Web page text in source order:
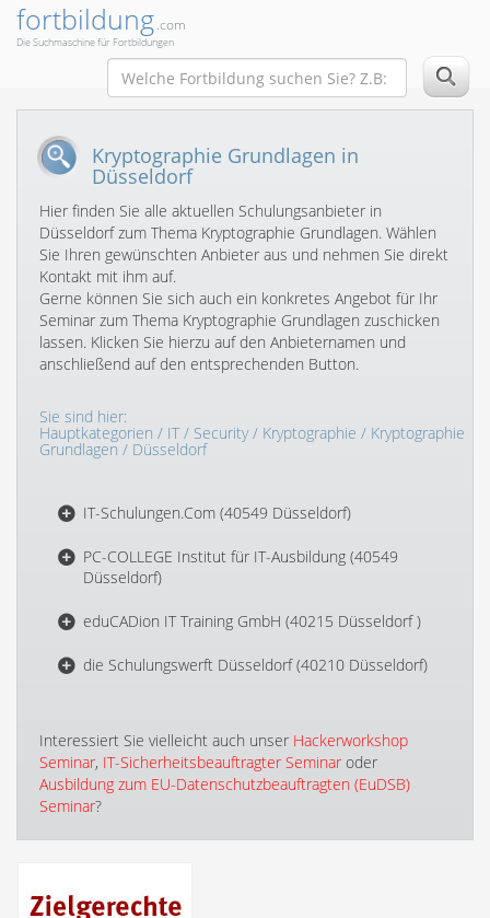
fortbildung.com
Die Suchmaschine für Fortbildungen
Kryptographie Grundlagen in
Düsseldorf
Hier finden Sie alle aktuellen Schulungsanbieter in
Düsseldorf zum Thema Kryptographie Grundlagen. Wählen
Sie Ihren gewünschten Anbieter aus und nehmen Sie direkt
Kontakt mit ihm auf.
Gerne können Sie sich auch ein konkretes Angebot für Ihr
Seminar zum Thema Kryptographie Grundlagen zuschicken
lassen. Klicken Sie hierzu auf den Anbieternamen und
anschließend auf den entsprechenden Button.
Sie sind hier:
Hauptkategorien / IT/ Security/ Kryptographie / Kryptographie
Grundlagen / Düsseldorf
IT-Schulungen.Com (40549 Düsseldorf)
PC-COLLEGE Institut für IT-Ausbildung (40549
Düsseldorf)
eduCADion IT Training GmbH (40215 Düsseldorf )
die Schulungswerft Düsseldorf (40210 Düsseldorf)
Interessiert Sie vielleicht auch unser Hackerworkshop
Seminar, IT-Sicherheitsbeauftragter Seminar oder
Ausbildung zum EU-Datenschutzbeauftragten (EuDSB)
Seminar?